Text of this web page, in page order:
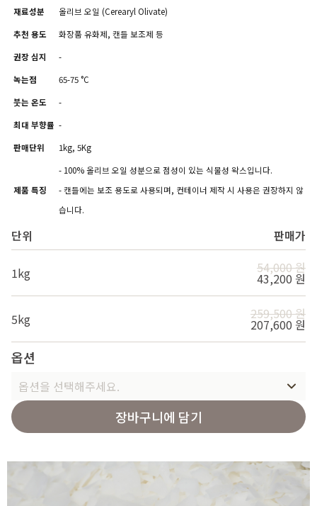
재료성분
올리브 오일 (Cerearyl Olivate)
추천 용도
화장품 유화제, 캔들 보조제 등
권장 심지
-
녹는점
65-75 °C
붓는 온도
-
최대 부향률 -
판매단위
1kg, 5Kg
제품 특징
- 100% 올리브 오일 성분으로 점성이 있는 식물성 왁스입니다.
- 캔들에는 보조 용도로 사용되며, 컨테이너 제작 시 사용은 권장하지 않
습니다.
단위 판매가
1kg 54,000 원
43,200 원
5kg 259,500 원
207,600 원
옵션
옵션을 선택해주세요.
장바구니에 담기